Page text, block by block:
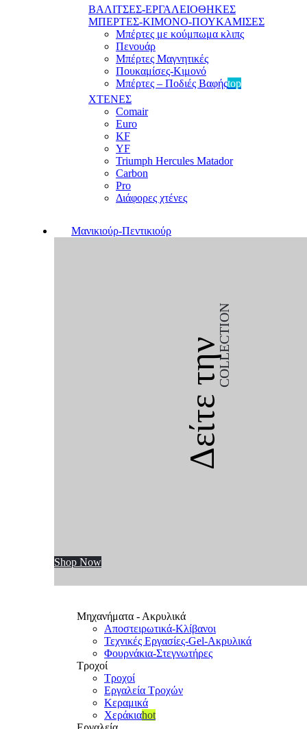
ΒΑΛΙΤΣΕΣ-ΕΡΓΑΛΕΙΟΘΗΚΕΣ
ΜΠΕΡΤΕΣ-ΚΙΜΟΝΟ-ΠΟΥΚΑΜΙΣΕΣ
Μπέρτες με κούμπωμα κλιπς
Πενουάρ
Μπέρτες Μαγνητικές
Πουκαμίσες-Κιμονό
Μπέρτες – Ποδιές Βαφήςtop
ΧΤΕΝΕΣ
Comair
Euro
KF
YF
Triumph Hercules Matador
Carbon
Pro
Διάφορες χτένες
Μανικιούρ-Πεντικιούρ
Δείτε τηνCOLLECTION
Shop Now
Μηχανήματα - Ακρυλικά
Αποστειρωτικά-Κλίβανοι
Τεχνικές Εργασίες-Gel-Ακρυλικά
Φουρνάκια-Στεγνωτήρες
Τροχοί
Τροχοί
Εργαλεία Τροχών
Κεραμικά
Χεράκιαhot